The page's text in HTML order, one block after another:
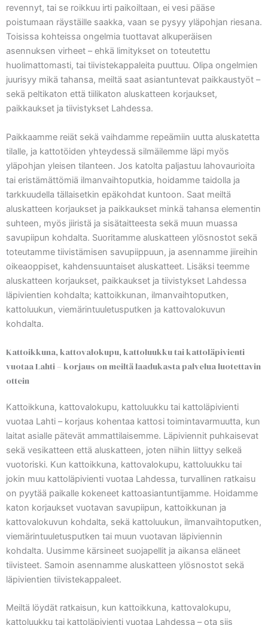
revennyt, tai se roikkuu irti paikoiltaan, ei vesi pääse
poistumaan räystäille saakka, vaan se pysyy yläpohjan riesana.
Toisissa kohteissa ongelmia tuottavat alkuperäisen
asennuksen virheet – ehkä limitykset on toteutettu
huolimattomasti, tai tiivistekappaleita puuttuu. Olipa ongelmien
juurisyy mikä tahansa, meiltä saat asiantuntevat paikkaustyöt –
sekä peltikaton että tiilikaton aluskatteen korjaukset,
paikkaukset ja tiivistykset Lahdessa.
Paikkaamme reiät sekä vaihdamme repeämiin uutta aluskatetta
tilalle, ja kattotöiden yhteydessä silmäilemme läpi myös
yläpohjan yleisen tilanteen. Jos katolta paljastuu lahovaurioita
tai eristämättömiä ilmanvaihtoputkia, hoidamme taidolla ja
tarkkuudella tällaisetkin epäkohdat kuntoon. Saat meiltä
aluskatteen korjaukset ja paikkaukset minkä tahansa elementin
suhteen, myös jiiristä ja sisätaitteesta sekä muun muassa
savupiipun kohdalta. Suoritamme aluskatteen ylösnostot sekä
toteutamme tiivistämisen savupiippuun, ja asennamme jiireihin
oikeaoppiset, kahdensuuntaiset aluskatteet. Lisäksi teemme
aluskatteen korjaukset, paikkaukset ja tiivistykset Lahdessa
läpivientien kohdalta; kattoikkunan, ilmanvaihtoputken,
kattoluukun, viemärintuuletusputken ja kattovalokuvun
kohdalta.
Kattoikkuna, kattovalokupu, kattoluukku tai kattoläpivienti
vuotaa Lahti – korjaus on meiltä laadukasta palvelua luotettavin
ottein
Kattoikkuna, kattovalokupu, kattoluukku tai kattoläpivienti
vuotaa Lahti – korjaus kohentaa kattosi toimintavarmuutta, kun
laitat asialle pätevät ammattilaisemme. Läpiviennit puhkaisevat
sekä vesikatteen että aluskatteen, joten niihin liittyy selkeä
vuotoriski. Kun kattoikkuna, kattovalokupu, kattoluukku tai
jokin muu kattoläpivienti vuotaa Lahdessa, turvallinen ratkaisu
on pyytää paikalle kokeneet kattoasiantuntijamme. Hoidamme
katon korjaukset vuotavan savupiipun, kattoikkunan ja
kattovalokuvun kohdalta, sekä kattoluukun, ilmanvaihtoputken,
viemärintuuletusputken tai muun vuotavan läpiviennin
kohdalta. Uusimme kärsineet suojapellit ja aikansa eläneet
tiivisteet. Samoin asennamme aluskatteen ylösnostot sekä
läpivientien tiivistekappaleet.
Meiltä löydät ratkaisun, kun kattoikkuna, kattovalokupu,
kattoluukku tai kattoläpivienti vuotaa Lahdessa – ota siis